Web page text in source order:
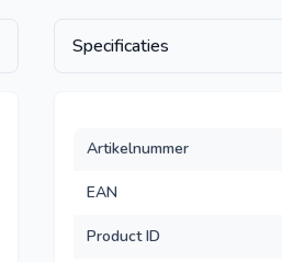
Specificaties
Artikelnummer
EAN
Product ID